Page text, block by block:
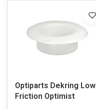
Optiparts Dekring Low
Friction Optimist